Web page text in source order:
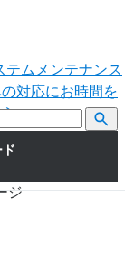
テムメンテナンス
対応にお時間を
。
ジ